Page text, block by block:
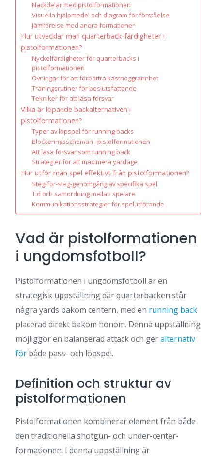
Nackdelar med pistolformationen
Visuella hjälpmedel och diagram för förståelse
Jämförelse med andra formationer
Hur utvecklar man quarterback-färdigheter i
pistolformationen?
Nyckelfärdigheter för quarterbacks i
pistolformationen
Övningar för att förbättra kastnoggrannhet
Träningsrutiner för beslutsfattande
Tekniker för att läsa försvar
Vilka är löpande backalternativen i
pistolformationen?
Typer av löpspel för running backs
Blockeringsscheman i pistolformationen
Att läsa försvar som running back
Strategier för att maximera yardage
Hur utför man spel effektivt från pistolformationen?
Steg-för-steg-genomgång av specifika spel
Tid och samordning mellan spelare
Kommunikationsstrategier för spelutförande
Vad är pistolformationen
i ungdomsfotboll?
Pistolformationen i ungdomsfotboll är en
strategisk uppställning där quarterbacken står
några yards bakom centern, med en running back
placerad direkt bakom honom. Denna uppställning
möjliggör en balanserad attack och geralternativ
för både pass- och löpspel.
Definition och struktur av
pistolformationen
Pistolformationen kombinerar element från både
den traditionella shotgun- och under-center-
formationen. I denna uppställning är